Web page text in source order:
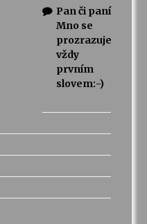
Pan či paní
Mno se
prozrazuje
vždy
prvním
slovem:-)